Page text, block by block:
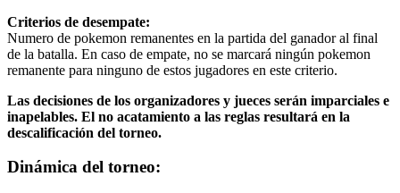
Criterios de desempate:
Numero de pokemon remanentes en la partida del ganador al final
de la batalla. En caso de empate, no se marcará ningún pokemon
remanente para ninguno de estos jugadores en este criterio.
Las decisiones de los organizadores y jueces serán imparciales e
inapelables. El no acatamiento a las reglas resultará en la
descalificación del torneo.
Dinámica del torneo: